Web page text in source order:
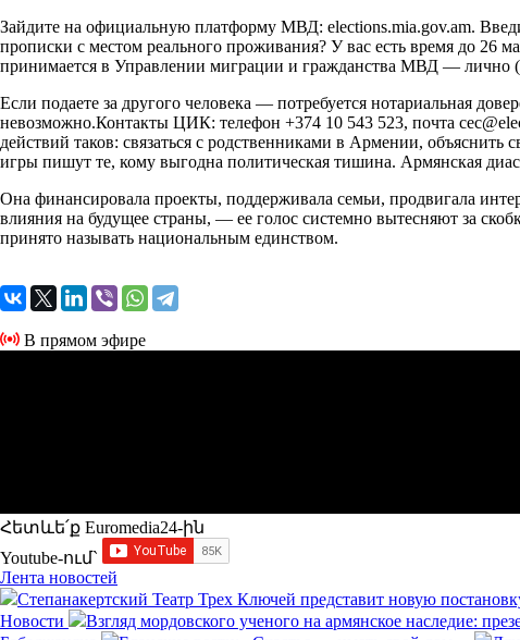
Зайдите на официальную платформу МВД: elections.mia.gov.am.
прописки с местом реального проживания? У вас есть время до 26
принимается в Управлении миграции и гражданства МВД — лично
Если подаете за другого человека — потребуется нотариальная
невозможно.Контакты ЦИК: телефон +374 10 543 523, почта
действий таков: связаться с родственниками в Армении,
игры пишут те, кому выгодна политическая тишина. Армянская
Она финансировала проекты, поддерживала семьи, продвигала
влияния на будущее страны, — ее голос системно вытесняют за
принято называть национальным единством.
В прямом эфире
Հետևե՛ք Euromedia24-ին
Youtube-ում`
Лента новостей
Степанакертский Театр Трех Ключей представит новую
Новости
Взгляд мордовского ученого на армянское наследие: